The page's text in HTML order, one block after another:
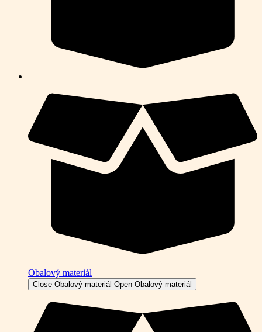
Obalový materiál
Close Obalový materiál Open Obalový materiál